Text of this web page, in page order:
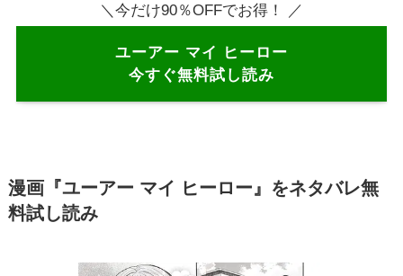
＼今だけ90％OFFでお得！ ／
ユーアー マイ ヒーロー
今すぐ無料試し読み
漫画『ユーアー マイ ヒーロー』をネタバレ無
料試し読み